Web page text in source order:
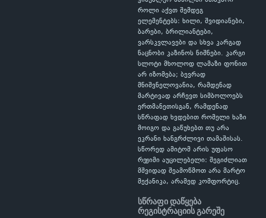
როლი აქვთ შემდეგ
ელემენტებს: ხილი, შვიდიანები,
ბარები, ბრილიანტები,
ვარსკვლავები და სხვა კარგად
ნაცნობი კაზინოს ნიშნები. კარგი
სლოტი მხოლოდ ლამაზი ფონით
არ იზომება; ბევრად
მნიშვნელოვანია, რამდენად
მარტივად არჩევთ სიმბოლოებს
ერთმანეთისგან, რამდენად
სწრაფად ხვდებით რომელი ხაზი
მოიგო და გაწუხებთ თუ არა
ეკრანი ხანგრძლივი თამაშისას.
სწორედ ამიტომ არის უფასო
რეჟიმი აუცილებელი: შეგიძლიათ
მშვიდად შეამოწმოთ არა მარტო
მექანიკა, არამედ კომფორტიც.
სწრაფი დაწყება
რეგისტრაციის გარეშე